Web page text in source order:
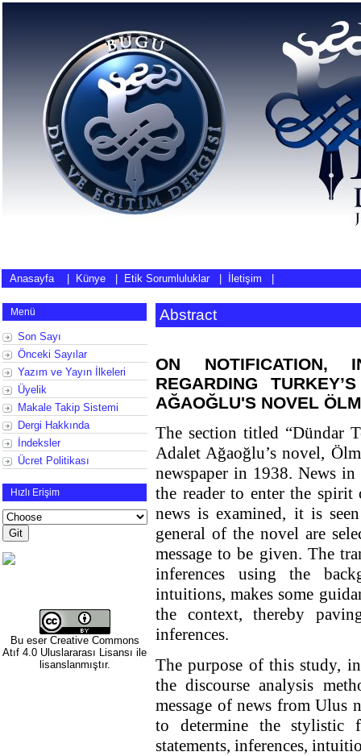
Anasayfa| Künye Etik Sorumluluklar İletişim
Menü
Son Sayı
Önceki Sayılar
Yazım ve Yayın İlkeleri
Üyelik
Makale Takip Sistemi
Dergi Hakkında
İndeksler
Ücret Politikası
Hızlı Erişim
Bu eser Creative Commons
Atıf 4.0 Uluslararası Lisansı ile
lisanslanmıştır.
Abstract
ON NOTIFICATION,
REGARDING
AĞAOĞLU'S NOVEL
The section titled “Dündar
Adalet Ağaoğlu’s novel,
newspaper in 1938. News
the reader to enter the
news is examined, it is
general of the novel are
message to be given. The
inferences using the
intuitions, makes some
the context, thereby
inferences.
The purpose of this study,
the discourse analysis
message of news from Ulus
to determine the
statements, inferences,